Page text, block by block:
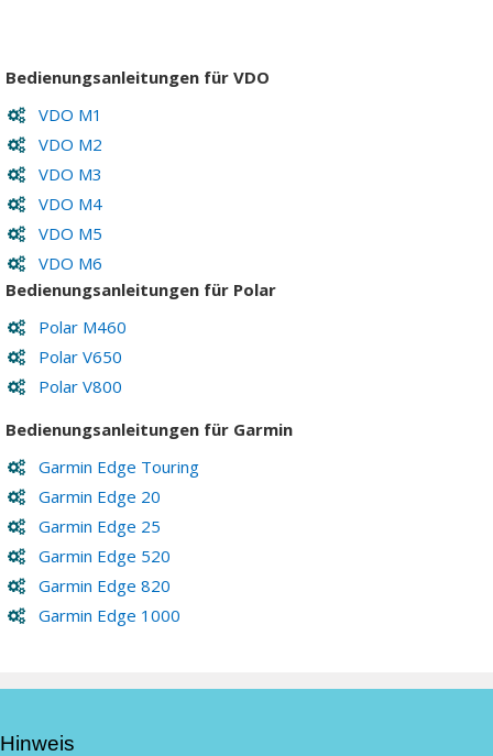
Bedienungsanleitungen für VDO
VDO M1
VDO M2
VDO M3
VDO M4
VDO M5
VDO M6
Bedienungsanleitungen für Polar
Polar M460
Polar V650
Polar V800
Bedienungsanleitungen für Garmin
Garmin Edge Touring
Garmin Edge 20
Garmin Edge 25
Garmin Edge 520
Garmin Edge 820
Garmin Edge 1000
Hinweis